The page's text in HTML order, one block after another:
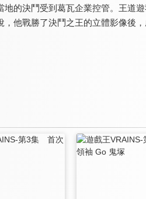
的決鬥受到葛瓦企業控管。王道
他戰勝了決鬥之王的立體影像後